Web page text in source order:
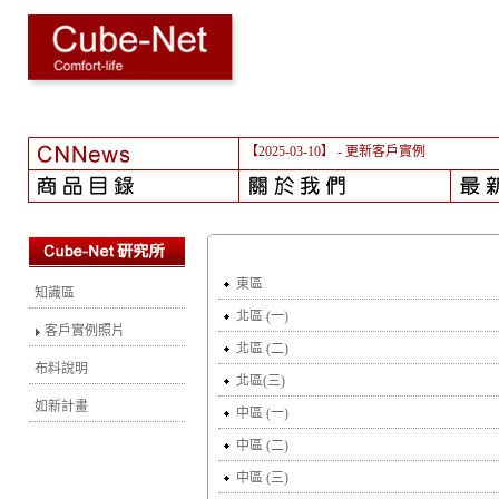
【2025-03-10】 - 更新客戶實例
知識區
客戶實例照片
布料說明
如新計畫
東區
北區 (一)
北區 (二)
北區(三)
中區 (一)
中區 (二)
中區 (三)